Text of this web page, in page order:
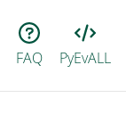
FAQ PyEvALL